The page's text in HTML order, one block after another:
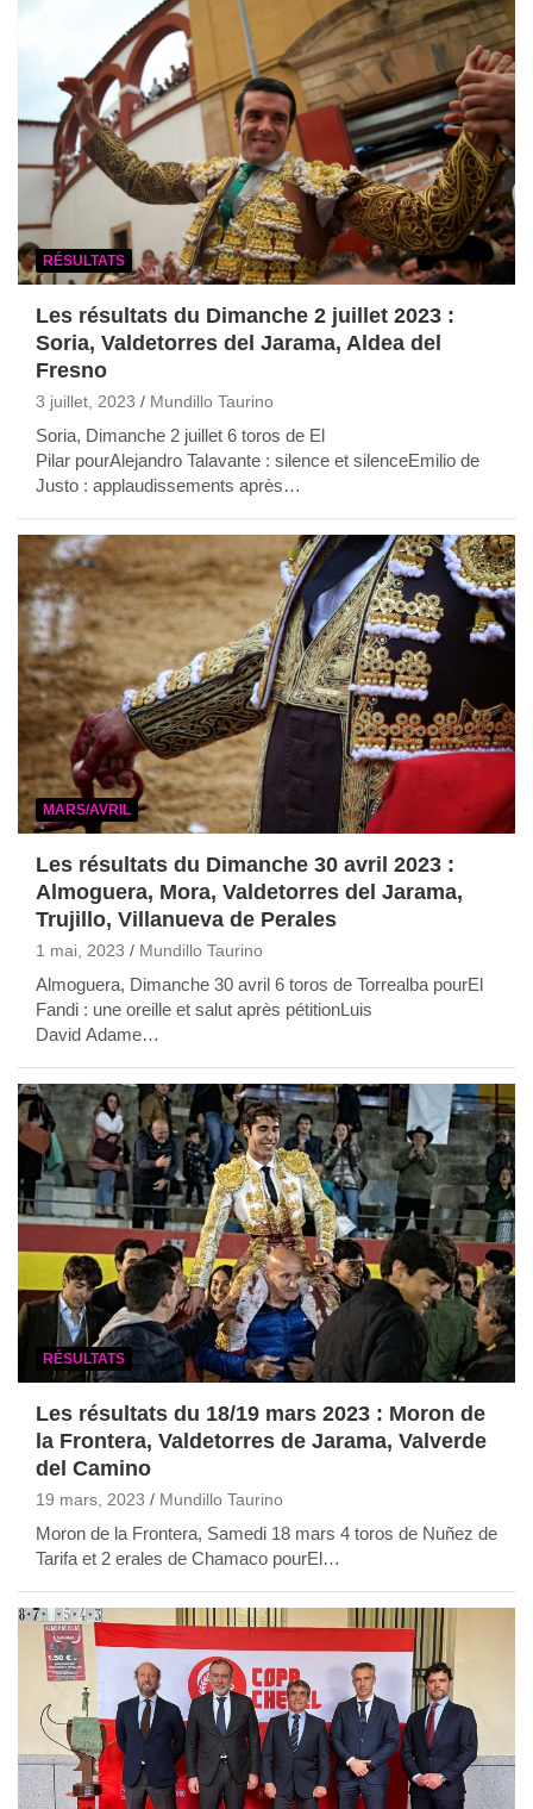
RÉSULTATS
Les résultats du Dimanche 2 juillet 2023 :
Soria, Valdetorres del Jarama, Aldea del
Fresno
3 juillet, 2023 Mundillo Taurino
Soria, Dimanche 2 juillet 6 toros de El
Pilar pourAlejandro Talavante : silence et silenceEmilio de
Justo : applaudissements après…
MARS/AVRIL
Les résultats du Dimanche 30 avril 2023 :
Almoguera, Mora, Valdetorres del Jarama,
Trujillo, Villanueva de Perales
1 mai, 2023 Mundillo Taurino
Almoguera, Dimanche 30 avril 6 toros de Torrealba pourEl
Fandi : une oreille et salut après pétitionLuis
David Adame…
RÉSULTATS
Les résultats du 18/19 mars 2023 : Moron de
la Frontera, Valdetorres de Jarama, Valverde
del Camino
19 mars, 2023 Mundillo Taurino
Moron de la Frontera, Samedi 18 mars 4 toros de Nuñez de
Tarifa et 2 erales de Chamaco pourEl…